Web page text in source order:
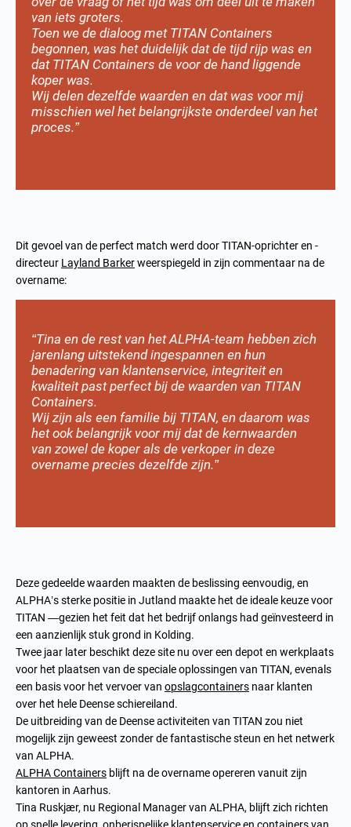
van iets groters.
Toen we de dialoog met TITAN Containers
begonnen, was het duidelijk dat de tijd rijp was en
dat TITAN Containers de voor de hand liggende
koper was.
Wij delen dezelfde waarden en dat was voor mij
misschien wel het belangrijkste onderdeel van het
proces.”
Dit gevoel van de perfect match werd door TITAN-oprichter en -
directeur Layland Barkerweerspiegeld in zijn commentaar na de
overname:
“Tina en de rest van het ALPHA-team hebben zich
jarenlang uitstekend ingespannen en hun
benadering van klantenservice, integriteit en
kwaliteit past perfect bij de waarden van TITAN
Containers.
Wij zijn als een familie bij TITAN, en daarom was
het ook belangrijk voor mij dat de kernwaarden
van zowel de koper als de verkoper in deze
overname precies dezelfde zijn.”
Deze gedeelde waarden maakten de beslissing eenvoudig, en
ALPHA’s sterke positie in Jutland maakte het de ideale keuze voor
TITAN —gezien het feit dat het bedrijf onlangs had geïnvesteerd in
een aanzienlijk stuk grond in Kolding.
Twee jaar later beschikt deze site nu over een depot en werkplaats
voor het plaatsen van de speciale oplossingen van TITAN, evenals
een basis voor het vervoer van opslagcontainers naar klanten
over het hele Deense schiereiland.
De uitbreiding van de Deense activiteiten van TITAN zou niet
mogelijk zijn geweest zonder de fantastische steun en het netwerk
van ALPHA.
ALPHA Containers blijft na de overname opereren vanuit zijn
kantoren in Aarhus.
Tina Ruskjær, nu Regional Manager van ALPHA, blijft zich richten
op snelle levering, onberispelijke klantenservice en containers van